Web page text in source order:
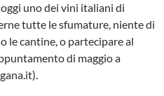
uno dei vini italiani di
tutte le sfumature, niente di
le cantine, o partecipare al
di maggio a